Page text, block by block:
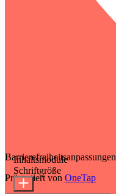
Barrierefreiheitsanpassungen
Präsentiert von OneTap
Inhaltsmodule
Schriftgröße